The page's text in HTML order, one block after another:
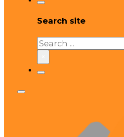
Search site
Search